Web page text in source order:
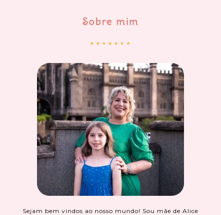
Sobre mim
Sejam bem vindos ao nosso mundo! Sou mãe de Alice